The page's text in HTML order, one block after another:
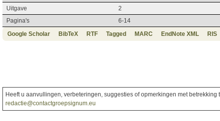
Uitgave
2
Pagina's
6-14
Google Scholar
BibTeX RTF Tagged MARC EndNote XML RIS
Heeft u aanvullingen, verbeteringen, suggesties of opmerkingen met
redactie@contactgroepsignum.eu